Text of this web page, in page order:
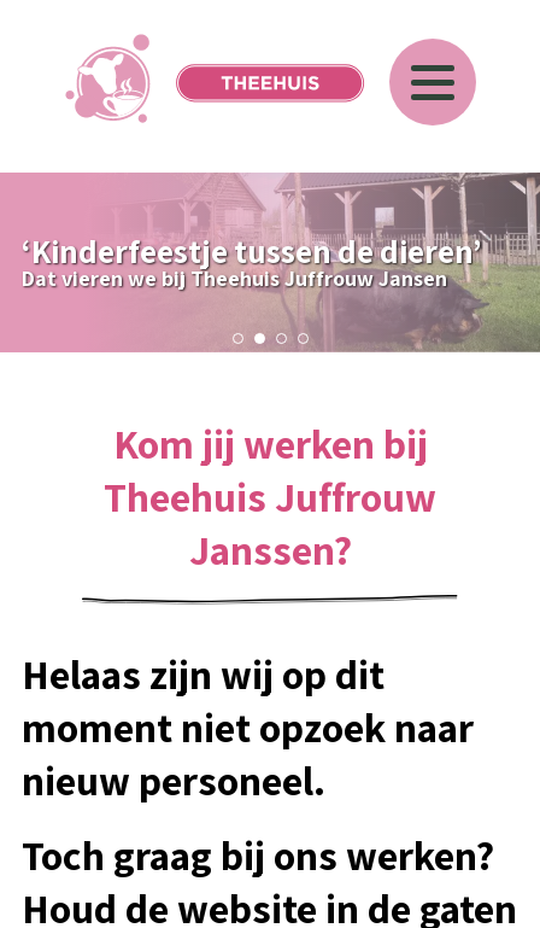
‘Kinderfeestje tussen de dieren’
Dat vieren we bij Theehuis Juffrouw Jansen
Kom jij werken bij
Theehuis Juffrouw
Janssen?
Helaas zijn wij op dit
moment niet opzoek naar
nieuw personeel.
Toch graag bij ons werken?
Houd de website in de gaten